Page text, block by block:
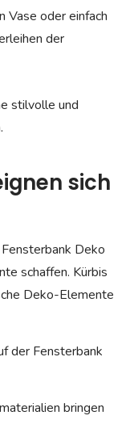
Vase oder einfach
der
stilvolle und
sich
Deko
schaffen. Kürbis
Deko-Elemente
der Fensterbank
bringen